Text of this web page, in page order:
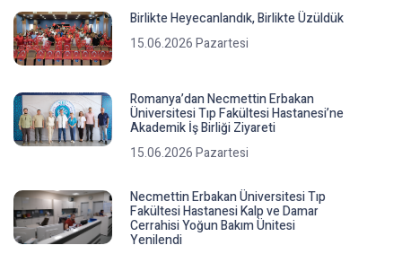
Birlikte Heyecanlandık, Birlikte Üzüldük
15.06.2026 Pazartesi
Romanya’dan Necmettin Erbakan
Üniversitesi Tıp Fakültesi Hastanesi’ne
Akademik İş Birliği Ziyareti
15.06.2026 Pazartesi
Necmettin Erbakan Üniversitesi Tıp
Fakültesi Hastanesi Kalp ve Damar
Cerrahisi Yoğun Bakım Ünitesi
Yenilendi